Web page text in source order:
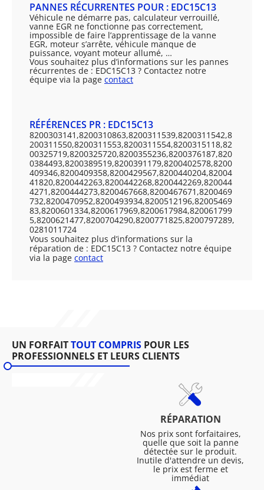
PANNES RÉCURRENTES POUR : EDC15C13
Véhicule ne démarre pas, calculateur verrouillé,
vanne EGR ne fonctionne pas correctement,
impossible de faire l’apprentissage de la vanne
EGR, moteur s’arrête, véhicule manque de
puissance, voyant moteur allumé, …
Vous souhaitez plus d’informations sur les pannes
récurrentes de : EDC15C13 ? Contactez notre
équipe via la page contact
RÉFÉRENCES PR : EDC15C13
8200303141,8200310863,8200311539,8200311542,8
200311550,8200311553,8200311554,8200315118,82
00325719,8200325720,8200355236,8200376187,820
0384493,8200389519,8200391179,8200402578,8200
409346,8200409358,8200429567,8200440204,82004
41820,8200442263,8200442268,8200442269,820044
4271,8200444273,8200467668,8200467671,8200469
732,8200470952,8200493934,8200512196,82005469
83,8200601334,8200617969,8200617984,820061799
5,8200621477,8200704290,8200771825,8200797289,
0281011724
Vous souhaitez plus d’informations sur la
réparation de : EDC15C13 ? Contactez notre équipe
via la page contact
UN FORFAITTOUT COMPRIS POUR LES
PROFESSIONNELS ET LEURS CLIENTS
RÉPARATION
Nos prix sont forfaitaires,
quelle que soit la panne
détectée sur le produit.
Inutile d'attendre un devis,
le prix est ferme et
immédiat